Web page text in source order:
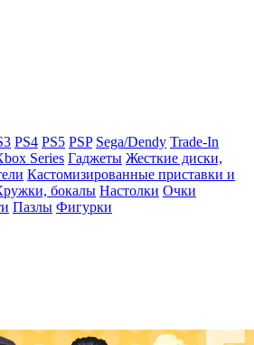
PS4 PS5 PSP Sega/Dendy Trade-In
Series Гаджеты Жесткие диски,
Кастомизированные приставки и
бокалы Настолки Очки
Пазлы Фигурки